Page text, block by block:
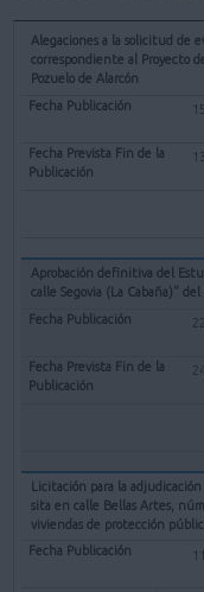
Alegaciones a la solicitud de
correspondiente al Proyecto
Pozuelo de Alarcón
Aprobación definitiva del
calle Segovia (La Cabaña)" del
Licitación para la
sita en calle Bellas Artes,
viviendas de protección